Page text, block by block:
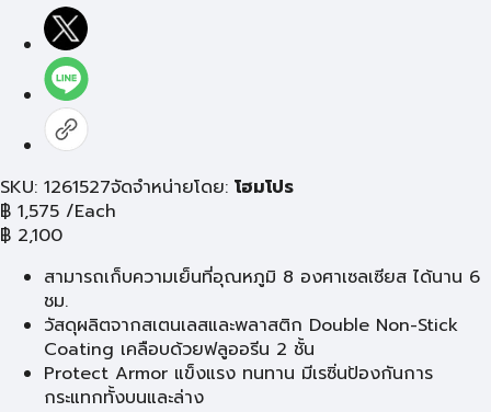
SKU: 1261527จัดจำหน่ายโดย: โฮมโปร
฿ 1,575 /Each
฿ 2,100
สามารถเก็บความเย็นที่อุณหภูมิ 8 องศาเซลเซียส ได้นาน 6
ชม.
วัสดุผลิตจากสเตนเลสและพลาสติก Double Non-Stick
Coating เคลือบด้วยฟลูออรีน 2 ชั้น
Protect Armor แข็งแรง ทนทาน มีเรซิ่นป้องกันการ
กระแทกทั้งบนและล่าง